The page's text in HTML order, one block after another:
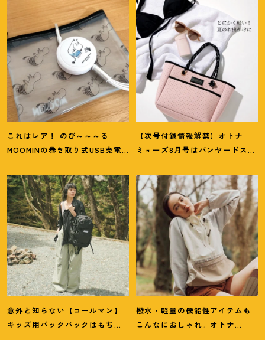
これはレア ！
のび～～～る
MOOMINの巻き取り式USB充電
トナミューズ8月号増刊付録】
【次号付録情報解禁】オトナ
ミューズ8月号はバンヤードス
ムーミンのUSBケーブル＆ポー
チが登場！
意外と知らない【コールマン】
キッズ用バックパックはもちろ
撥水・軽量の機能性アイテムも
こんなにおしゃれ。オトナ